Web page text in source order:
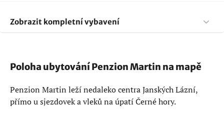
Zobrazit kompletní vybavení
Poloha ubytování Penzion Martin na mapě
Penzion Martin leží nedaleko centra Janských Lázní,
přímo u sjezdovek a vleků na úpatí Černé hory.